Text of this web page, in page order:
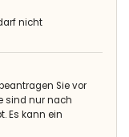
nicht
Sie vor
sind nur nach
Es kann ein